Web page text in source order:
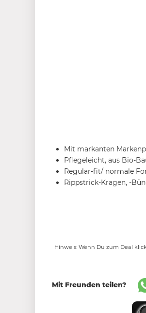
Mit markanten
Pflegeleicht, aus Bio-
Regular-fit/ normale
Rippstrick-Kragen, -
Hinweis: Wenn Du zum Deal
Mit Freunden teilen?